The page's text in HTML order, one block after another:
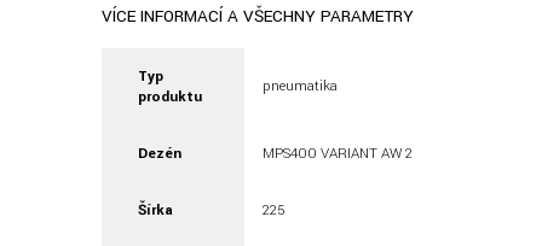
VÍCE INFORMACÍ A VŠECHNY PARAMETRY
Typ
produktu
pneumatika
Dezén MPS400 VARIANT AW 2
Šírka 225